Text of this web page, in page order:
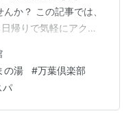
か？ この記事では、
帰りで気軽にアクセ
りが趣味の私が厳選
うな絶景と極上のお
ぶこと間違いなし。
国"を見つけてくださ
の湯 #万葉倶楽部
パ